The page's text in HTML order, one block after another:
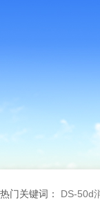
热门关键词： DS-50d